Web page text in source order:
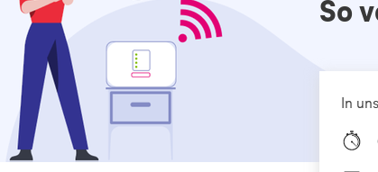
So
In